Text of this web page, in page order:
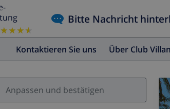
Bitte Nachricht
Kontaktieren Sie uns Über Club
Anpassen und bestätigen